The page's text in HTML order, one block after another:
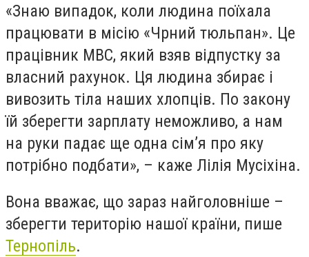
«Знаю випадок, коли людина поїхала
працювати в місію «Чрний тюльпан». Це
працівник МВС, який взяв відпустку за
власний рахунок. Ця людина збирає і
вивозить тіла наших хлопців. По закону
їй зберегти зарплату неможливо, а нам
на руки падає ще одна сім’я про яку
потрібно подбати», – каже Лілія Мусіхіна.
Вона вважає, що зараз найголовніше –
зберегти територію нашої країни, пише
Тернопіль.